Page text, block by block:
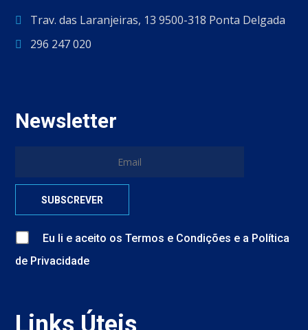
Trav. das Laranjeiras, 13 9500-318 Ponta Delgada
296 247 020
Newsletter
Eu li e aceito osTermos e Condições e a Política
de Privacidade